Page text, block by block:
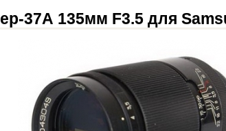
37А 135мм F3.5 для